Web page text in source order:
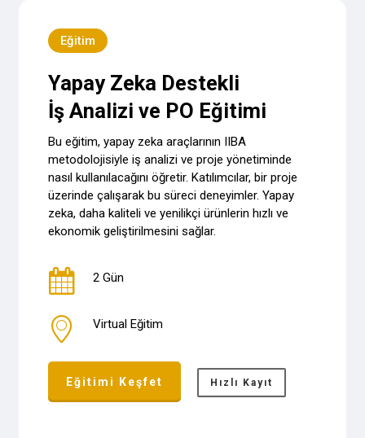
Eğitim
Yapay Zeka Destekli
İş Analizi ve PO Eğitimi
Bu eğitim, yapay zeka araçlarının IIBA
metodolojisiyle iş analizi ve proje yönetiminde
nasıl kullanılacağını öğretir. Katılımcılar, bir proje
üzerinde çalışarak bu süreci deneyimler. Yapay
zeka, daha kaliteli ve yenilikçi ürünlerin hızlı ve
ekonomik geliştirilmesini sağlar.
2 Gün
Virtual Eğitim
Eğitimi Keşfet Hızlı Kayıt